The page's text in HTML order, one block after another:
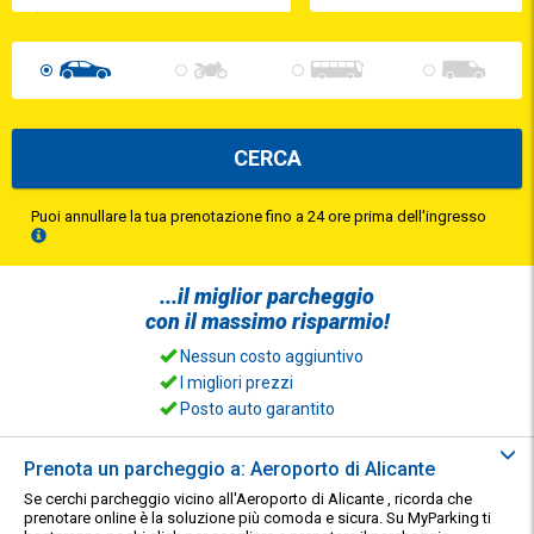
CERCA
Puoi annullare la tua prenotazione fino a 24 ore prima dell'ingresso
...ilmiglior parcheggio
con ilmassimo risparmio!
Nessun costo aggiuntivo
I migliori prezzi
Posto auto garantito
Prenota un parcheggio a: Aeroporto di Alicante
Se cerchi parcheggio vicino all'Aeroporto di Alicante , ricorda che
prenotare online è la soluzione più comoda e sicura. Su MyParking ti